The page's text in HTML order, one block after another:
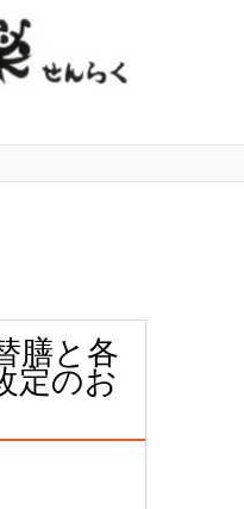
膳と各
定のお